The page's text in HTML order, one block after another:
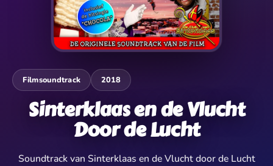
Filmsoundtrack 2018
Sinterklaas en de Vlucht
Door de Lucht
Soundtrack van Sinterklaas en de Vlucht door de Lucht